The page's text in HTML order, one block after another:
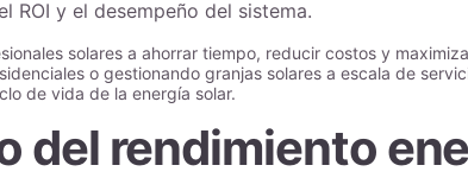
ROI y el desempeño del sistema.
solares a ahorrar tiempo, reducir costos y
o gestionando granjas solares a escala de
de vida de la energía solar.
del rendimiento